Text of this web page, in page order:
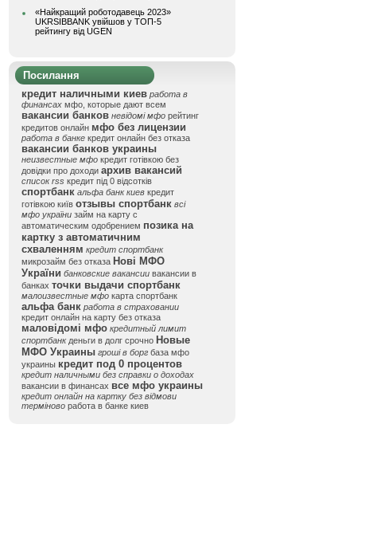
«Найкращий роботодавець 2023»
UKRSIBBANK увійшов у ТОП-5
рейтингу від UGEN
Посилання
кредит наличными киев работа в
финансах мфо, которые дают всем
вакансии банков невідомі мфо рейтинг
кредитов онлайн мфо без лицензии
работа в банке кредит онлайн без отказа
вакансии банков украины
неизвестные мфо кредит готівкою без
довідки про доходи архив вакансий
список rss кредит під 0 відсотків
спортбанк альфа банк киев кредит
готівкою київ отзывы спортбанк всі
мфо україни займ на карту с
автоматическим одобрением позика на
картку з автоматичним
схваленням кредит спортбанк
микрозайм без отказа Нові МФО
України банковские вакансии вакансии в
банках точки выдачи спортбанк
малоизвестные мфо карта спортбанк
альфа банк работа в страховании
кредит онлайн на карту без отказа
маловідомі мфо кредитный лимит
спортбанк деньги в долг срочно Новые
МФО Украины гроші в борг база мфо
украины кредит под 0 процентов
кредит наличными без справки о доходах
вакансии в финансах все мфо украины
кредит онлайн на картку без відмови
терміново работа в банке киев